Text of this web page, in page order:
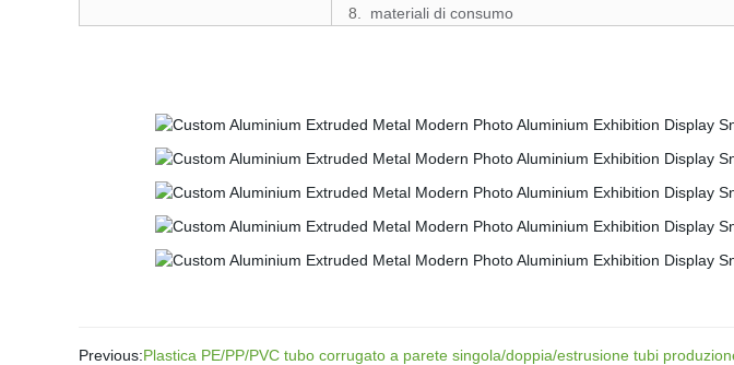
8.
materiali di consumo
Previous:Plastica PE/PP/PVC tubo corrugato a parete singola/doppia/estrusione tubi